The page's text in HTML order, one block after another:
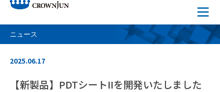
ニュース
2025.06.17
【新製品】PDTシートIIを開発いたしました